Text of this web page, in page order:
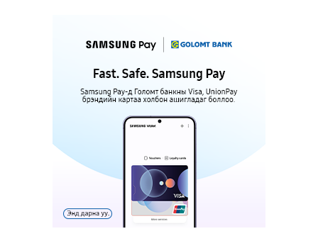
автобензинийг агуулахуудад буулгах ажлыг
зохион байгуулж байна
Ерөнхий сайд БНХАУ-аас сар бүр 12-15 мянган
тонн АИ-92 автобензин тогтмол нийлүүлэх хүсэлт
Өнөөдөр тэгш тоогоор төгссөн автомашинтай
иргэд 50 хүртэлх мянган төгрөгөнд БЕНЗИН авна
1 өдрийн өмнө 1